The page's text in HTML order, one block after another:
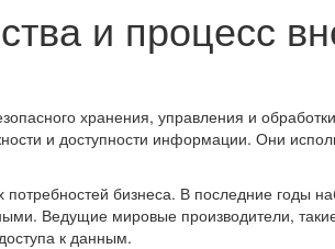
и процесс
хранения, управления и
и доступности информации. Они
бизнеса. В последние годы
Ведущие мировые производители,
к данным.